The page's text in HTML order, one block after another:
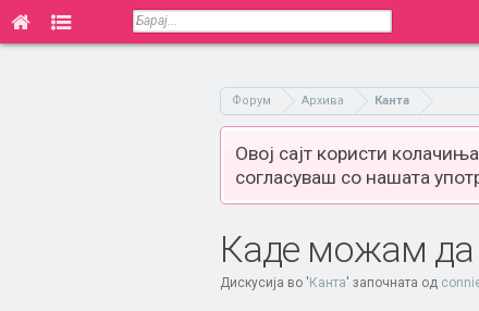
Форум Архива Канта
Овој сајт користи
согласуваш со нашата
Каде можам да
Дискусија во ' Канта' започната од